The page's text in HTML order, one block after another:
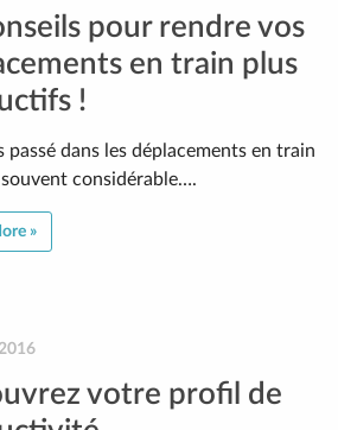
pour rendre vos
en train plus
!
passé dans les déplacements en train
considérable….
»
votre profil de